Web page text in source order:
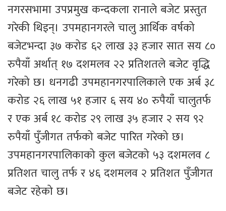
नगरसभामा उपप्रमुख कन्दकला रानाले बजेट प्रस्तुत
गरेकी थिइन्। उपमहानगरले चालु आर्थिक वर्षको
बजेटभन्दा ३७ करोड ६२ लाख ३३ हजार सात सय ८०
रुपैयाँ अर्थात् १७ दशमलव २२ प्रतिशतले बजेट वृद्धि
गरेको छ। धनगढी उपमहानगरपालिकाले एक अर्ब ३८
करोड २६ लाख ५१ हजार ६ सय ४० रुपैयाँ चालुतर्फ
र एक अर्ब १८ करोड २९ लाख ३५ हजार २ सय ९२
रुपैयाँ पुँजीगत तर्फको बजेट पारित गरेको छ।
उपमहानगरपालिकाको कुल बजेटको ५३ दशमलव ८
प्रतिशत चालु तर्फ र ४६ दशमलव २ प्रतिशत पुँजीगत
बजेट रहेको छ।